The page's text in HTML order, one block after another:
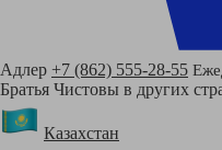
Адлер +7 (862) 555-28-55
Братья Чистовы в других
Казахстан